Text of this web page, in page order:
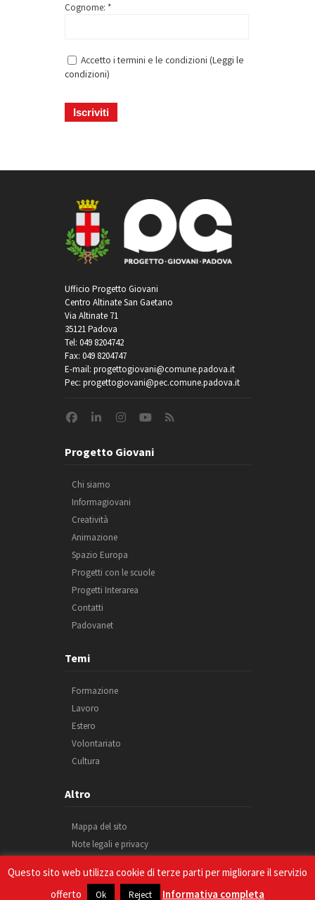
Cognome: *
Accetto i termini e le condizioni (Leggi le
condizioni)
Ufficio Progetto Giovani
Centro Altinate San Gaetano
Via Altinate 71
35121 Padova
Tel: 049 8204742
Fax: 049 8204747
E-mail: progettogiovani@comune.padova.it
Pec: progettogiovani@pec.comune.padova.it
Progetto Giovani
Chi siamo
Informagiovani
Creatività
Animazione
Spazio Europa
Progetti con le scuole
Progetti Interarea
Contatti
Padovanet
Temi
Formazione
Lavoro
Estero
Volontariato
Cultura
Altro
Mappa del sito
Note legali e privacy
Credits
Questo sito web utilizza cookie di terze parti per migliorare il servizio
offerto
Ok Reject Informativa completa